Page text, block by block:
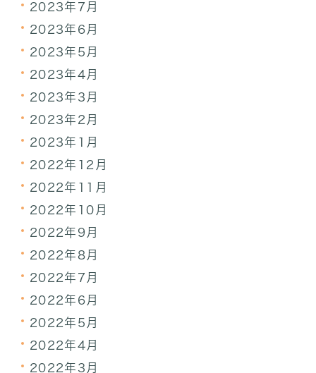
2023年7月
2023年6月
2023年5月
2023年4月
2023年3月
2023年2月
2023年1月
2022年12月
2022年11月
2022年10月
2022年9月
2022年8月
2022年7月
2022年6月
2022年5月
2022年4月
2022年3月